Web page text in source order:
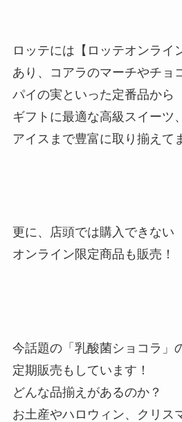
ロッテには【ロッテオンライ
あり、コアラのマーチやチョ
パイの実といった定番品から
ギフトに最適な高級スイーツ、
アイスまで豊富に取り揃えて
更に、店頭では購入できない
オンライン限定商品も販売！
今話題の「乳酸菌ショコラ」
定期販売もしています！
どんな品揃えがあるのか？
お土産やハロウィン、クリス